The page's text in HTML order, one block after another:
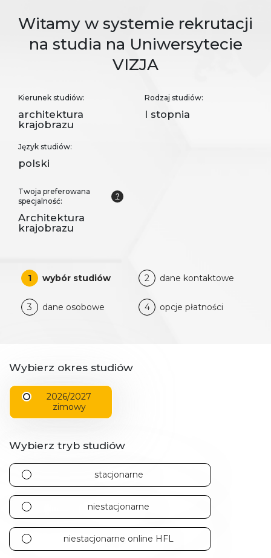
Witamy w systemie rekrutacji
na studia na Uniwersytecie
VIZJA
Kierunek studiów:
architektura
krajobrazu
Rodzaj studiów:
I stopnia
Język studiów:
polski
Twoja preferowana
specjalność:
?
Architektura
krajobrazu
1 wybór studiów 2 dane kontaktowe
3 dane osobowe 4 opcje płatności
Wybierz okres studiów
2026/2027
zimowy
Wybierz tryb studiów
stacjonarne
niestacjonarne
niestacjonarne online HFL